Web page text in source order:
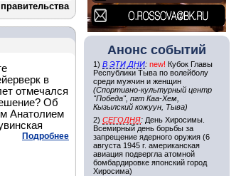
в
отмечался
Об
Анатолием
Подробнее
Анонс событий
1) В ЭТИ ДНИ: new! Кубок Главы
Республики Тыва по волейболу
среди мужчин и женщин
(Спортивно-культурный центр
"Победа", пгт Каа-Хем,
Кызылский кожуун, Тыва)
2) СЕГОДНЯ: День Хиросимы.
Всемирный день борьбы за
запрещение ядерного оружия (6
августа 1945 г. американская
авиация подвергла атомной
бомбардировке японский город
Хиросима)